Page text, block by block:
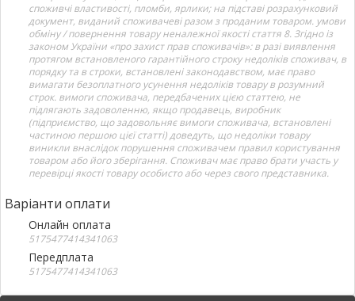
споживчі властивості, пломби, ярлики; на підставі розрахунковий
документ, виданий споживачеві разом з проданим товаром. умови
обміну / повернення товару неналежної якості стаття 8. Згідно із
законом України «про захист прав споживачів»: в разі виявлення
протягом встановленого гарантійного строку недоліків споживач, в
порядку та в строки, встановлені законодавством, має право
вимагати безоплатного усунення недоліків товару в розумний
строк. вимоги споживача, передбачених цією статтею, не
підлягають задоволенню, якщо продавець, виробник
(підприємство, що задовольняє вимоги споживача, встановлені
частиною першою цієї статті) доведуть, що недоліки товару
виникли внаслідок порушення споживачем правил користування
товаром або його зберігання. Споживач має право брати участь у
перевірці якості товару особисто або через свого представника.
Варіанти оплати
Онлайн оплата
5175477414341063
Передплата
5175477414341063